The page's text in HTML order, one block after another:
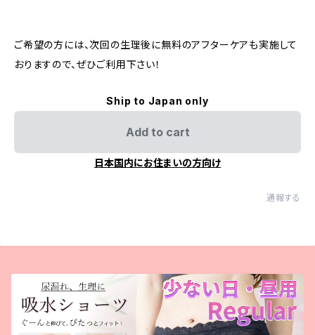
ご希望の方には、次回の生理後に無料のアフターケアも実施して
おりますので、ぜひご利用下さい！
Ship to Japan only
Add to cart
日本国内にお住まいの方向け
通報する